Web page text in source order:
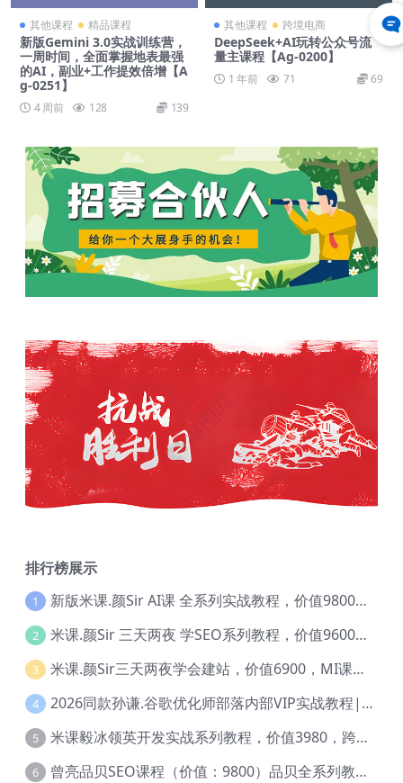
其他课程 精品课程
新版Gemini 3.0实战训练营，
一周时间，全面掌握地表最强
的AI，副业+工作提效倍增【A
g-0251】
4 周前 128 139
其他课程 跨境电商
DeepSeek+AI玩转公众号流
量主课程【Ag-0200】
1 年前 71 69
排行榜展示
1 新版米课.颜Sir AI课 全系列实战教程，价值9800，跨境首选！【Ag-0052】
2 米课.颜Sir 三天两夜 学SEO系列教程，价值9600元，跨境人都在学 【Ag-0056】
3 米课.颜Sir三天两夜学会建站，价值6900，MI课甄选课程 【Ag-0055】
4 2026同款孙谦.谷歌优化师部落内部VIP实战教程|价值4999元全网独家解码（官方报名版本）【@034】
5 米课毅冰领英开发实战系列教程，价值3980，跨境必选【Ag-0049】
6 曾亮品贝SEO课程（价值：9800）品贝全系列教程 【Ab-0022】